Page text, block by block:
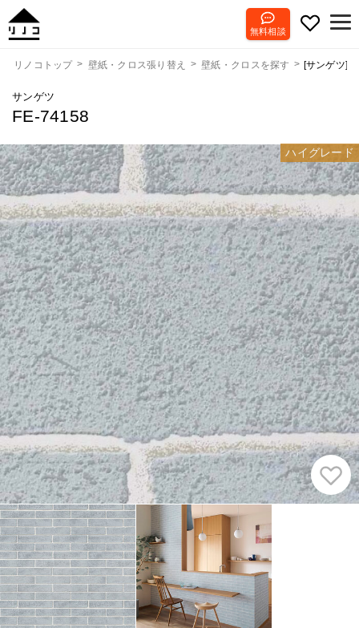
無料相談
リノコトップ 壁紙・クロス張り替え 壁紙・クロスを探す [サンゲツ]
サンゲツ
FE-74158
ハイグレード